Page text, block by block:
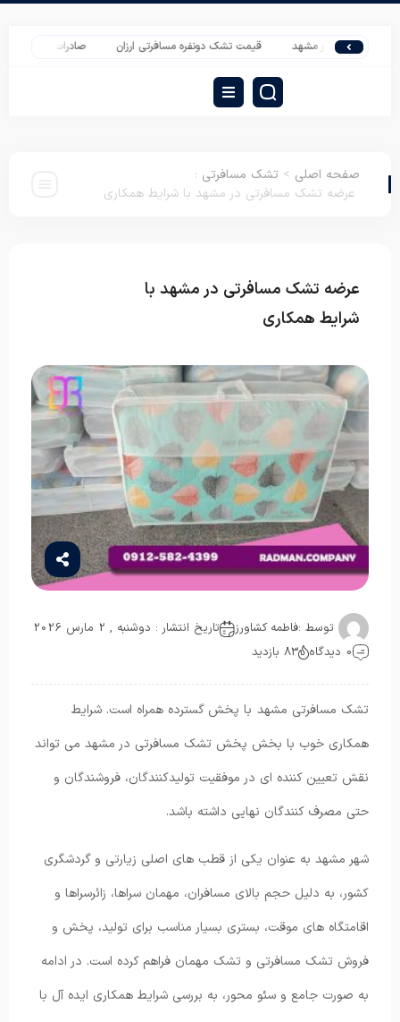
توپی در مشهد قیمت تشک دونفره مسافرتی ارزان صادرات پتو کاملیا یک نفره
صفحه اصلی > تشک مسافرتی :
عرضه تشک مسافرتی در مشهد با شرایط همکاری
عرضه تشک مسافرتی در مشهد با
شرایط همکاری
توسط :فاطمه کشاورز
تاریخ انتشار : دوشنبه , 2 مارس 2026
0 دیدگاه
83 بازدید
تشک مسافرتی مشهد با پخش گسترده همراه است. شرایط
همکاری خوب با بخش پخش تشک مسافرتی در مشهد می تواند
نقش تعیین کننده ای در موفقیت تولیدکنندگان، فروشندگان و
حتی مصرف کنندگان نهایی داشته باشد.
شهر مشهد به عنوان یکی از قطب های اصلی زیارتی و گردشگری
کشور، به دلیل حجم بالای مسافران، مهمان سراها، زائرسراها و
اقامتگاه های موقت، بستری بسیار مناسب برای تولید، پخش و
فروش تشک مسافرتی و تشک مهمان فراهم کرده است. در ادامه
به صورت جامع و سئو محور، به بررسی شرایط همکاری ایده آل با